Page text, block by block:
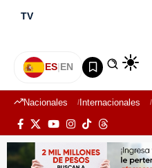
TV
ES|EN
Nacionales Internacionales